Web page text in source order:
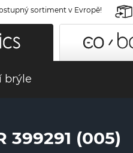
sortiment v Evropě!
brýle
399291 (005)